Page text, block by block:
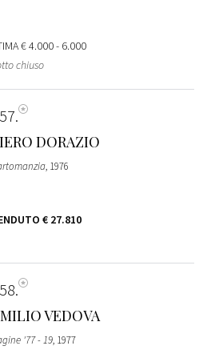
€ 4.000 - 6.000
chiuso
DORAZIO
, 1976
€ 27.810
VEDOVA
'77 - 19, 1977